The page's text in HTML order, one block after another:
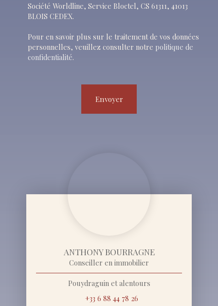
Société Worldline, Service Bloctel, CS 61311, 41013
BLOIS CEDEX.
Pour en savoir plus sur le traitement de vos données
personnelles, veuillez consulter notre politique de
confidentialité.
Envoyer
ANTHONY BOURRAGNE
Conseiller en immobilier
Pouydraguin et alentours
+33 6 88 44 78 26